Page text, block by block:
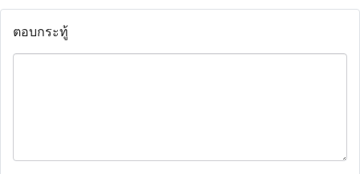
ตอบกระทู้